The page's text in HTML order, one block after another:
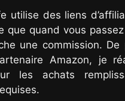
utilise des liens
que quand vous
une commission. De
Amazon, je
les achats